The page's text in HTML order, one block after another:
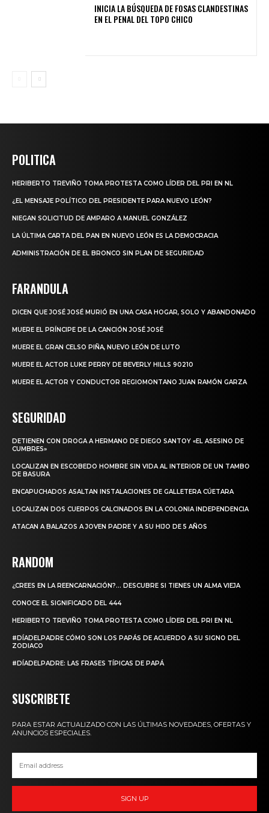
INICIA LA BÚSQUEDA DE FOSAS CLANDESTINAS
EN EL PENAL DEL TOPO CHICO
POLITICA
HERIBERTO TREVIÑO TOMA PROTESTA COMO LÍDER DEL PRI EN NL
¿EL MENSAJE POLÍTICO DEL PRESIDENTE PARA NUEVO LEÓN?
NIEGAN SOLICITUD DE AMPARO A MANUEL GONZÁLEZ
LA ÚLTIMA CARTA DEL PAN EN NUEVO LEÓN ES LA DEMOCRACIA
ADMINISTRACIÓN DE EL BRONCO SIN PLAN DE SEGURIDAD
FARANDULA
DICEN QUE JOSÉ JOSÉ MURIÓ EN UNA CASA HOGAR, SOLO Y ABANDONADO
MUERE EL PRÍNCIPE DE LA CANCIÓN JOSÉ JOSÉ
MUERE EL GRAN CELSO PIÑA, NUEVO LEÓN DE LUTO
MUERE EL ACTOR LUKE PERRY DE BEVERLY HILLS 90210
MUERE EL ACTOR Y CONDUCTOR REGIOMONTANO JUAN RAMÓN GARZA
SEGURIDAD
DETIENEN CON DROGA A HERMANO DE DIEGO SANTOY «EL ASESINO DE
CUMBRES»
LOCALIZAN EN ESCOBEDO HOMBRE SIN VIDA AL INTERIOR DE UN TAMBO
DE BASURA
ENCAPUCHADOS ASALTAN INSTALACIONES DE GALLETERA CÚETARA
LOCALIZAN DOS CUERPOS CALCINADOS EN LA COLONIA INDEPENDENCIA
ATACAN A BALAZOS A JOVEN PADRE Y A SU HIJO DE 5 AÑOS
RANDOM
¿CREES EN LA REENCARNACIÓN?… DESCUBRE SI TIENES UN ALMA VIEJA
CONOCE EL SIGNIFICADO DEL 444
HERIBERTO TREVIÑO TOMA PROTESTA COMO LÍDER DEL PRI EN NL
#DÍADELPADRE CÓMO SON LOS PAPÁS DE ACUERDO A SU SIGNO DEL
ZODIACO
#DÍADELPADRE: LAS FRASES TÍPICAS DE PAPÁ
SUSCRIBETE
PARA ESTAR ACTUALIZADO CON LAS ÚLTIMAS NOVEDADES, OFERTAS Y
ANUNCIOS ESPECIALES.
SIGN UP